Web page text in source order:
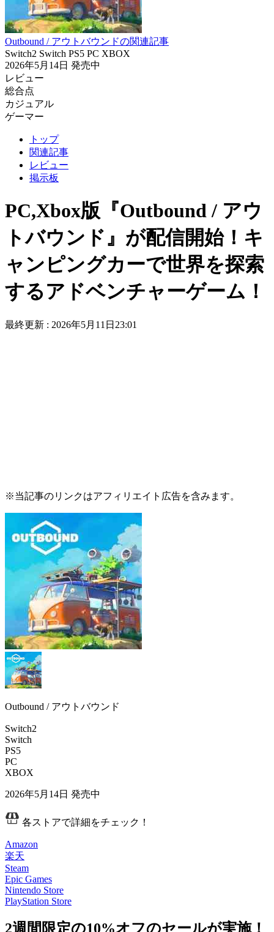
Outbound / アウトバウンドの関連記事
Switch2 Switch PS5 PC XBOX
2026年5月14日 発売中
レビュー
総合点
カジュアル
ゲーマー
トップ
関連記事
レビュー
掲示板
PC,Xbox版『Outbound / アウ
トバウンド』が配信開始！キ
ャンピングカーで世界を探索
するアドベンチャーゲーム！
最終更新 : 2026年5月11日23:01
※当記事のリンクはアフィリエイト広告を含みます。
Outbound / アウトバウンド
Switch2
Switch
PS5
PC
XBOX
2026年5月14日 発売中
各ストアで詳細をチェック！
Amazon
楽天
Steam
Epic Games
Nintendo Store
PlayStation Store
2週間限定の10%オフのセールが実施！